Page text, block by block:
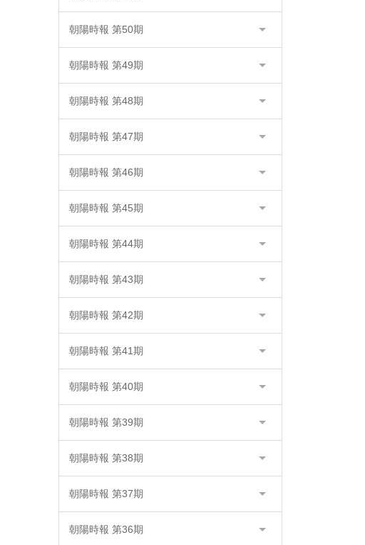
朝陽時報 第50期
朝陽時報 第49期
朝陽時報 第48期
朝陽時報 第47期
朝陽時報 第46期
朝陽時報 第45期
朝陽時報 第44期
朝陽時報 第43期
朝陽時報 第42期
朝陽時報 第41期
朝陽時報 第40期
朝陽時報 第39期
朝陽時報 第38期
朝陽時報 第37期
朝陽時報 第36期